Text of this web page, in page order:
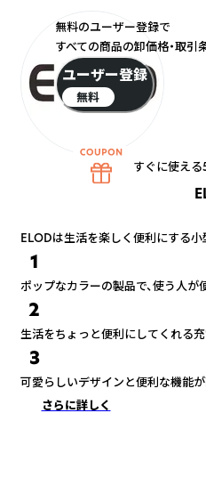
ELODは生活を楽しく便利にする
1
ポップなカラーの製品で、使う人が
2
生活をちょっと便利にしてくれる
3
可愛らしいデザインと便利な機能が
さらに詳しく
無料のユーザー登録で
すべての商品の卸価格・取引
ユーザー登録
無料
すぐに使え